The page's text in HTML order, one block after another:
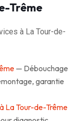
Trême
à La Tour-de-
— Débouchage
garantie
La Tour-de-Trême